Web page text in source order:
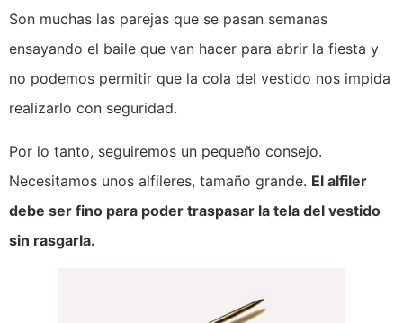
Son muchas las parejas que se pasan semanas
ensayando el baile que van hacer para abrir la fiesta y
no podemos permitir que la cola del vestido nos impida
realizarlo con seguridad.
Por lo tanto, seguiremos un pequeño consejo.
Necesitamos unos alfileres, tamaño grande. El alfiler
debe ser fino para poder traspasar la tela del vestido
sin rasgarla.